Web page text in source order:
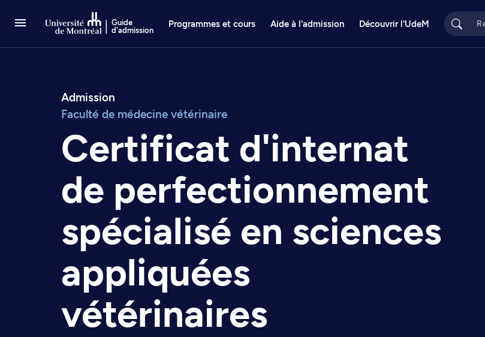
Guide
d'admission
Programmes et cours Aide à l'admission Découvrir l'UdeM
Admission
Faculté de médecine vétérinaire
Certificat d'internat
de perfectionnement
spécialisé en sciences
appliquées
vétérinaires